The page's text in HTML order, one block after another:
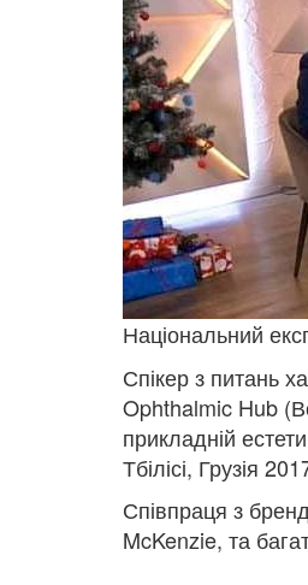
Національний
Спікер з питань
Ophthalmic Hub
прикладній
Тбілісі, Грузія
Співпраця з
McKenzie, та